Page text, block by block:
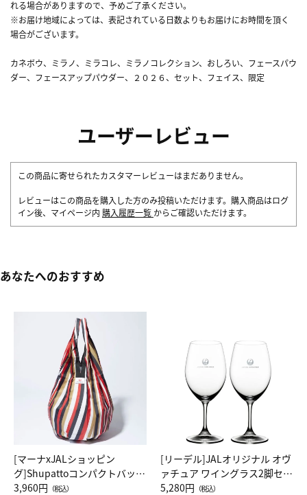
れる場合がありますので、予めご了承ください。
※お届け地域によっては、表記されている日数よりもお届けにお時間を頂く
場合がございます。
カネボウ、ミラノ、ミラコレ、ミラノコレクション、おしろい、フェースパウ
ダー、フェースアップパウダー、２０２６、セット、フェイス、限定
ユーザーレビュー
この商品に寄せられたカスタマーレビューはまだありません。
レビューはこの商品を購入した方のみ投稿いただけます。購入商品はログ
イン後、マイページ内 購入履歴一覧 からご確認いただけます。
あなたへのおすすめ
[マーナxJALショッピン
グ]Shupattoコンパクトバッグ
Drop JAL客室乗務員（LC）ス
3,960円 （税込）
[リーデル]JALオリジナル オヴ
ァチュア ワイングラス2脚セッ
ト（レッドワイン）
5,280円 （税込）